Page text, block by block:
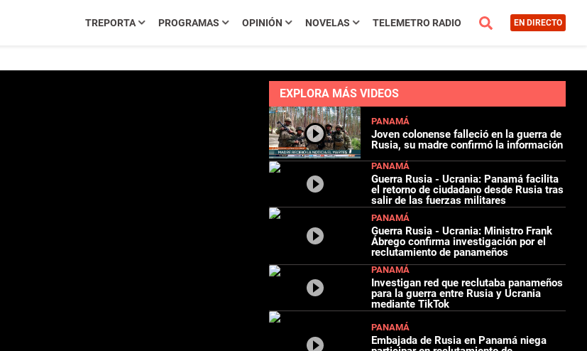
TREPORTA PROGRAMAS OPINIÓN NOVELAS TELEMETRO RADIO EN DIRECTO
EXPLORA MÁS VIDEOS
PANAMÁ
Joven colonense falleció en la guerra de
Rusia, su madre confirmó la información
PANAMÁ
Guerra Rusia - Ucrania: Panamá facilita
el retorno de ciudadano desde Rusia tras
salir de las fuerzas militares
PANAMÁ
Guerra Rusia - Ucrania: Ministro Frank
Ábrego confirma investigación por el
reclutamiento de panameños
PANAMÁ
Investigan red que reclutaba panameños
para la guerra entre Rusia y Ucrania
mediante TikTok
PANAMÁ
Embajada de Rusia en Panamá niega